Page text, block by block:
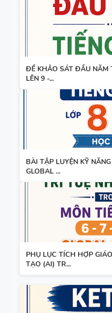
ĐỀ KHẢO SÁT ĐẦU NĂM
LÊN 9 -...
BÀI TẬP LUYỆN KỸ
GLOBAL ...
PHỤ LỤC TÍCH HỢP
TẠO (AI) TR...